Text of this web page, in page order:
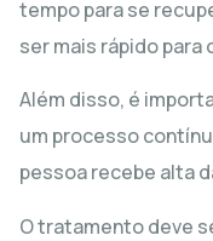
tempo para se
ser mais rápido para
Além disso, é
um processo
pessoa recebe alta
O tratamento deve